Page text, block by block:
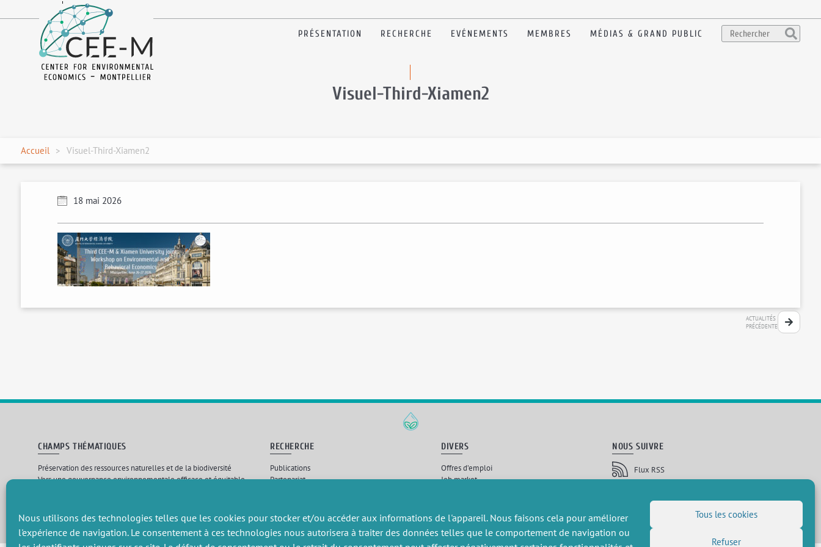
Nous utilisons des technologies telles que les cookies pour stocker et/ou accéder aux informations de l'appareil. Nous faisons cela pour améliorer
l'expérience de navigation. Le consentement à ces technologies nous autorisera à traiter des données telles que le comportement de navigation ou
Tous les cookies
Refuser
en
PRÉSENTATION RECHERCHE EVÉNEMENTS MEMBRES MÉDIAS & GRAND PUBLIC
Visuel-Third-Xiamen2
Accueil Visuel-Third-Xiamen2
18 mai 2026
ACTUALITÉS
PRÉCÉDENTE
CHAMPS THÉMATIQUES
Préservation des ressources naturelles et de la biodiversité
Vers une gouvernance environnementale efficace et équitable
RECHERCHE
Publications
Partenariat
DIVERS
Offres d’emploi
Job market
Politique de confidentialité
NOUS SUIVRE
Flux RSS
(Twitter)
Inscription à la newsletter